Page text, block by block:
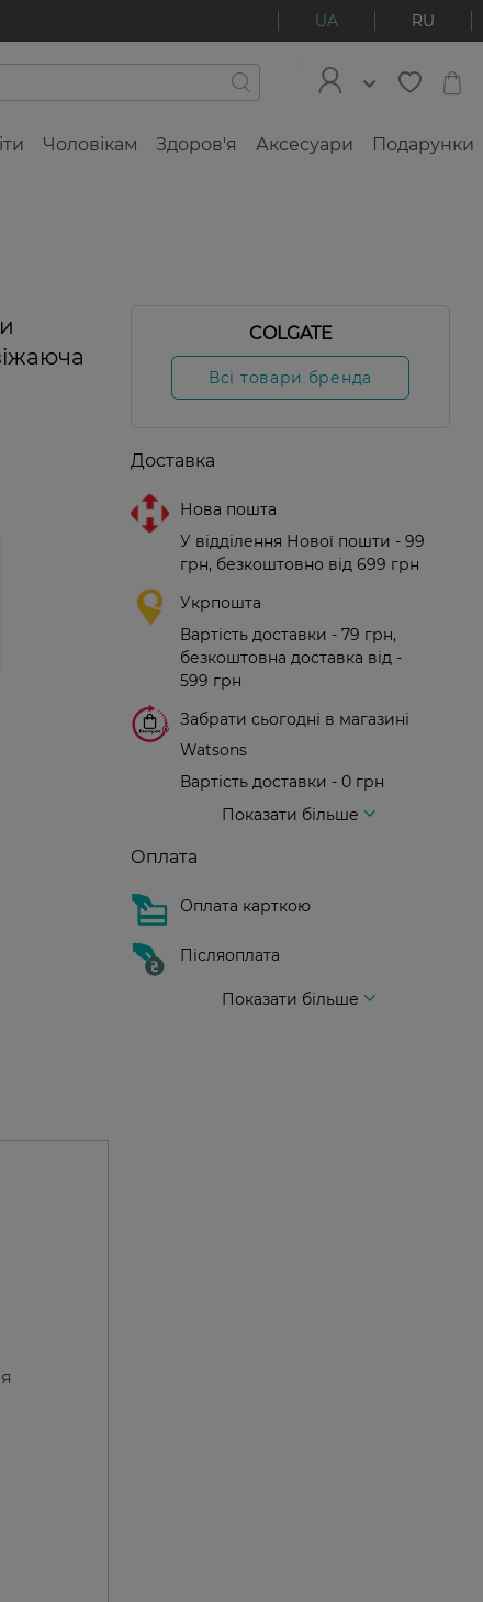
UA RU
Чоловікам Здоров'я Аксесуари Подарунки
COLGATE
Всі товари бренда
Доставка
Нова пошта
У відділення Нової пошти - 99
грн, безкоштовно від 699 грн
Укрпошта
Вартість доставки - 79 грн,
безкоштовна доставка від -
599 грн
Забрати сьогодні в магазині
Watsons
Вартість доставки - 0 грн
Показати більше
Оплата
Оплата карткою
Післяоплата
Показати більше